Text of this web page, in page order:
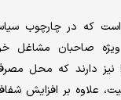
که در چارچوب
ویژه صاحبان مشاغل
نیز دارند که محل
علاوه بر افزایش